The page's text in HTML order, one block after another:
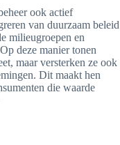
ook actief
van duurzaam beleid
milieugroepen en
deze manier tonen
maar versterken ze ook
Dit maakt hen
die waarde